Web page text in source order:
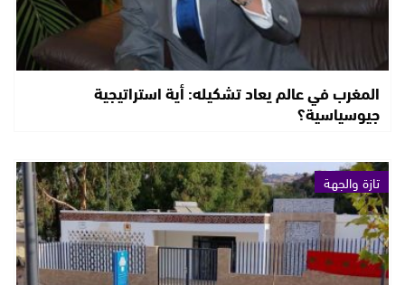
المغرب في عالم يعاد تشكيله: أية استراتيجية
جيوسياسية؟
تازة والجهة